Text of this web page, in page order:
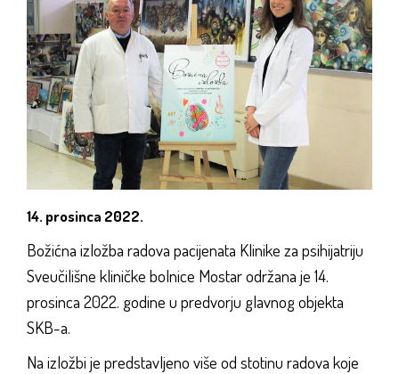
14. prosinca 2022.
Božićna izložba radova pacijenata Klinike za psihijatriju
Sveučilišne kliničke bolnice Mostar održana je 14.
prosinca 2022. godine u predvorju glavnog objekta
SKB-a.
Na izložbi je predstavljeno više od stotinu radova koje